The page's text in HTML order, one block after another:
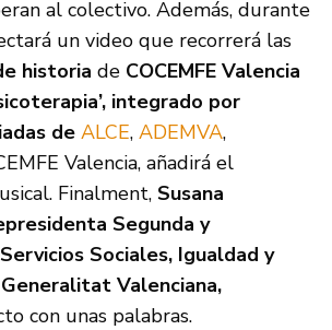
al colectivo. Además, durante
un video que recorrerá las
historia de COCEMFE Valencia
integrado por
de ALCE, ADEMVA,
Valencia, añadirá el
Finalment, Susana
Segunda y
Sociales, Igualdad y
Valenciana,
con unas palabras.